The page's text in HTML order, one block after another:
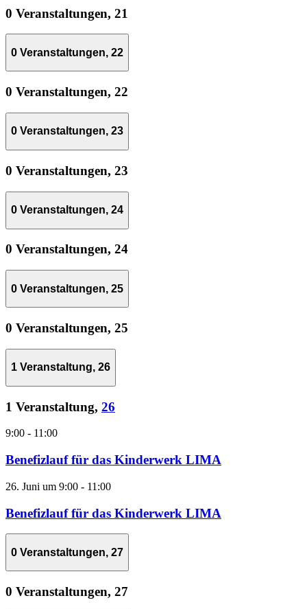
0 Veranstaltungen, 21
0 Veranstaltungen, 22
0 Veranstaltungen, 22
0 Veranstaltungen, 23
0 Veranstaltungen, 23
0 Veranstaltungen, 24
0 Veranstaltungen, 24
0 Veranstaltungen, 25
0 Veranstaltungen, 25
1 Veranstaltung, 26
1 Veranstaltung, 26
9:00 - 11:00
Benefizlauf für das Kinderwerk LIMA
26. Juni um 9:00 - 11:00
Benefizlauf für das Kinderwerk LIMA
0 Veranstaltungen, 27
0 Veranstaltungen, 27